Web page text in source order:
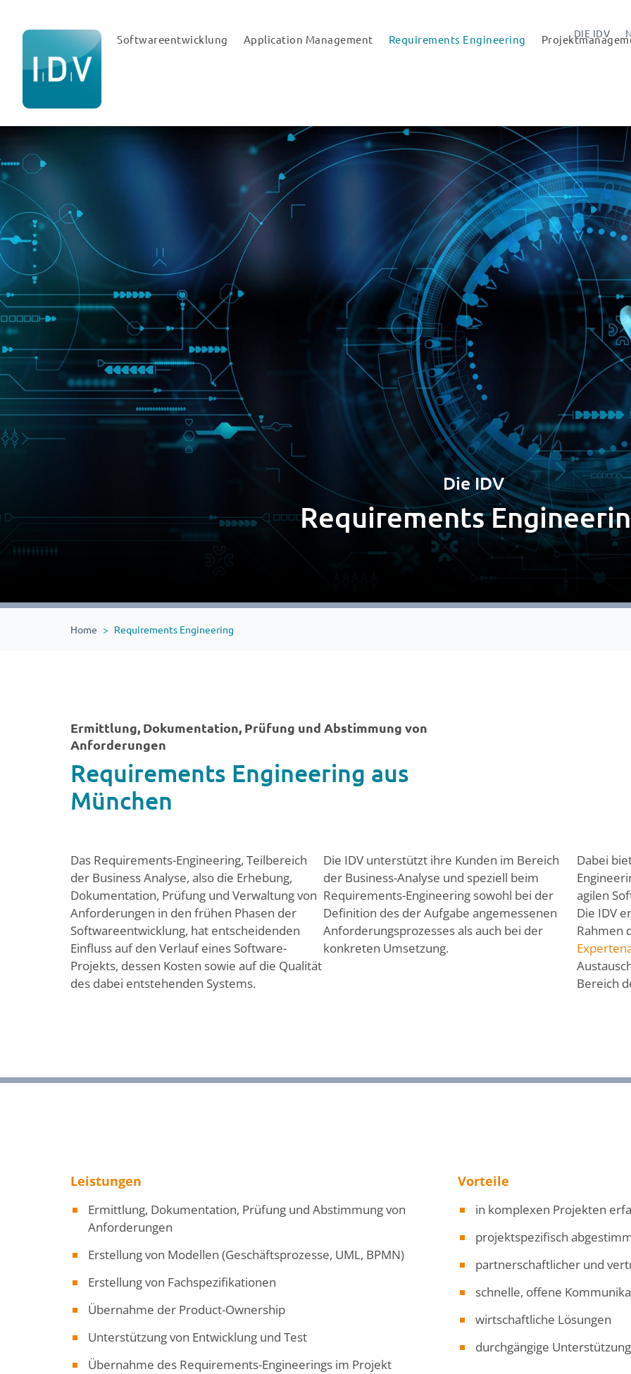
DIE IDV
Softwareentwicklung Application Management Requirements Engineering
Die IDV
Requirements
Home Requirements Engineering
Ermittlung, Dokumentation, Prüfung und Abstimmung von
Anforderungen
Requirements Engineering aus
München
Das Requirements-Engineering, Teilbereich
der Business Analyse, also die Erhebung,
Dokumentation, Prüfung und Verwaltung von
Anforderungen in den frühen Phasen der
Softwareentwicklung, hat entscheidenden
Einfluss auf den Verlauf eines Software-
Projekts, dessen Kosten sowie auf die Qualität
des dabei entstehenden Systems.
Die IDV unterstützt ihre Kunden im Bereich
der Business-Analyse und speziell beim
Requirements-Engineering sowohl bei der
Definition des der Aufgabe angemessenen
Anforderungsprozesses als auch bei der
konkreten Umsetzung.
Dabei
agilen
Die IDV
Rahmen
Bereich
Leistungen
Ermittlung, Dokumentation, Prüfung und Abstimmung von
Anforderungen
Erstellung von Modellen (Geschäftsprozesse, UML, BPMN)
Erstellung von Fachspezifikationen
Übernahme der Product-Ownership
Unterstützung von Entwicklung und Test
Übernahme des Requirements-Engineerings im Projekt
Vorteile
in komplexen Projekten
projektspezifisch
partnerschaftlicher und
schnelle, offene
wirtschaftliche Lösungen
durchgängige